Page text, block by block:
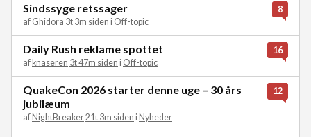
Sindssyge retssager
af Ghidora 3t 3m siden i Off-topic
8
Daily Rush reklame spottet
af knaseren 3t 47m siden i Off-topic
16
QuakeCon 2026 starter denne uge – 30 års
jubilæum
af NightBreaker21t 3m siden i Nyheder
12